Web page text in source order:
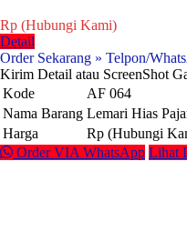
Rp (Hubungi Kami)
Detail
Order Sekarang » Telpon/
Kirim Detail atau ScreenShot
Kode
AF 064
Nama Barang Lemari Hias
Harga
Rp (Hubungi
Order VIA WhatsApp Lihat